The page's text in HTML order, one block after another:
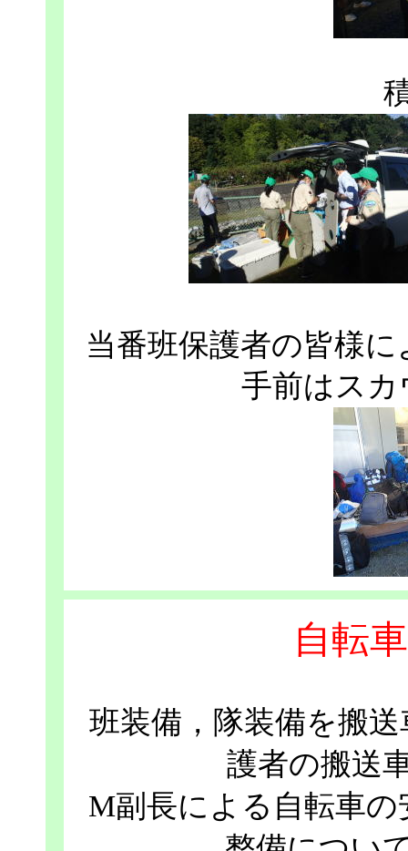
当番班保護者の皆様
手前はス
自転
班装備，隊装備を搬
護者の搬送
M副長による自転車